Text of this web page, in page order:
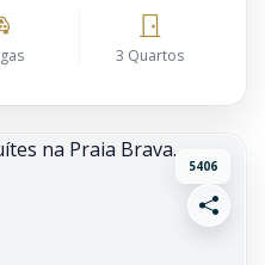
3 Quartos
5406